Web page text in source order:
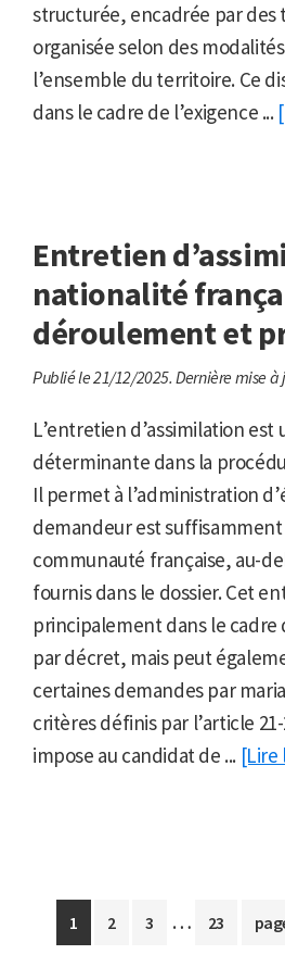
structurée, encadrée par des
organisée selon des
l’ensemble du territoire. Ce
dans le cadre de l’exigence ...
Entretien
nationalité
déroulement et
Publié le 21/12/2025. Dernière mise à
L’entretien d’assimilation est
déterminante dans la
Il permet à l’administration
demandeur est
communauté française, au-
fournis dans le dossier. Cet
principalement dans le cadre
par décret, mais peut
certaines demandes par
critères définis par l’article
impose au candidat de ... [Lire
Aller
à
1
Aller
2
Aller
3
Pages
…
Aller
23
Aller